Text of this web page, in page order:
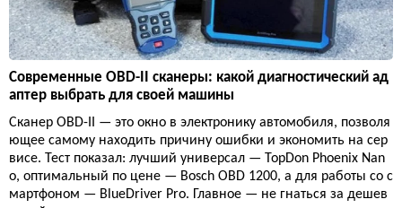
Современные OBD-II сканеры: какой диагностический ад
аптер выбрать для своей машины
Сканер OBD-II — это окно в электронику автомобиля, позволя
ющее самому находить причину ошибки и экономить на сер
висе. Тест показал: лучший универсал — TopDon Phoenix Nan
o, оптимальный по цене — Bosch OBD 1200, а для работы со с
мартфоном — BlueDriver Pro. Главное — не гнаться за дешев